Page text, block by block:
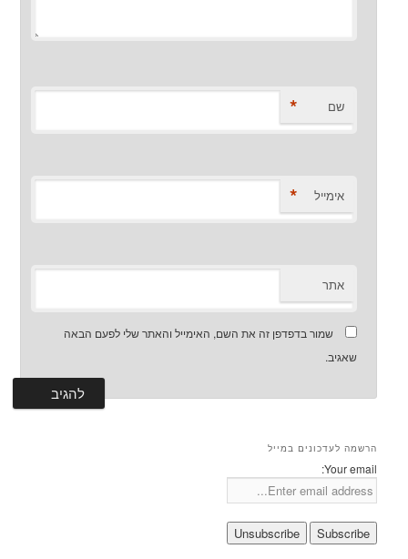
שם *
אימייל *
אתר
שמור בדפדפן זה את השם, האימייל והאתר שלי לפעם הבאה
שאגיב.
הרשמה לעדכונים במייל
Your email: